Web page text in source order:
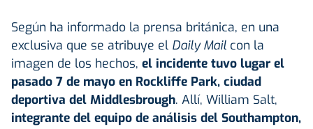
Según ha informado la prensa británica, en una
exclusiva que se atribuye el Daily Mail con la
imagen de los hechos, el incidente tuvo lugar el
pasado 7 de mayo en Rockliffe Park, ciudad
deportiva del Middlesbrough. Allí, William Salt,
integrante del equipo de análisis del Southampton,